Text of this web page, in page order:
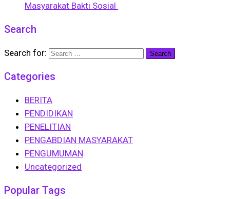
Masyarakat Bakti Sosial
Search
Search for:
Categories
BERITA
PENDIDIKAN
PENELITIAN
PENGABDIAN MASYARAKAT
PENGUMUMAN
Uncategorized
Popular Tags